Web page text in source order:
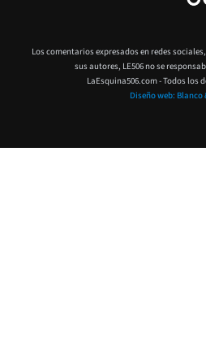
Los comentarios expresados en redes
sus autores, LE506 no se
LaEsquina506.com - Todos los
Diseño web: Blanco